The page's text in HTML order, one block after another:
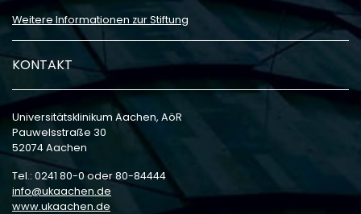
Weitere Informationen zur Stiftung
KONTAKT
Universitätsklinikum Aachen, AöR
Pauwelsstraße 30
52074 Aachen
Tel.: 0241 80-0 oder 80-84444
info
ukaachen de
www.ukaachen.de